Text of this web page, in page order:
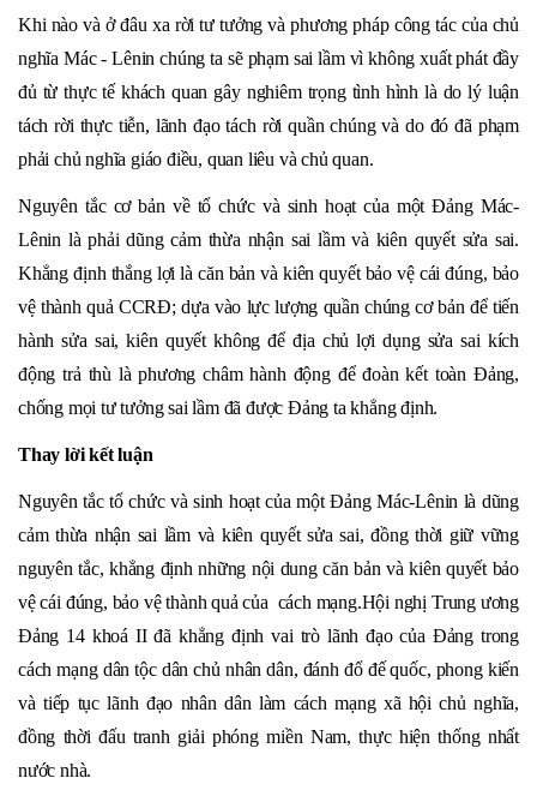
Khi nào và ở đâu xa rời tư tưởng và phương pháp công tác của chủ
nghĩa Mác - Lênin chúng ta sẽ phạm sai lầm vì không xuất phát đầy
đủ từ thực tế khách quan gây nghiêm trọng tình hình là do lý luận
tách rời thực tiễn, lãnh đạo tách rời quần chúng và do đó đã phạm
phải chủ nghĩa giáo điều, quan liêu và chủ quan.
Nguyên tắc cơ bản về tổ chức và sinh hoạt của một Đảng Mác-
Lênin là phải dũng cảm thừa nhận sai lầm và kiên quyết sửa sai.
Khẳng định thắng lợi là căn bản và kiên quyết bảo vệ cái đúng, bảo
vệ thành quả CCRĐ; dựa vào lực lượng quần chúng cơ bản để tiến
hành sửa sai, kiên quyết không để địa chủ lợi dụng sửa sai kích
động trả thù là phương châm hành động để đoàn kết toàn Đảng,
chống mọi tư tưởng sai lầm đã được Đảng ta khẳng định.
Thay lời kết luận
Nguyên tắc tổ chức và sinh hoạt của một Đảng Mác-Lênin là dũng
cảm thừa nhận sai lầm và kiên quyết sửa sai, đồng thời giữ vững
nguyên tắc, khẳng định những nội dung căn bản và kiên quyết bảo
vệ cái đúng, bảo vệ thành quả của cách mạng.Hội nghị Trung ương
Đảng 14 khoá II đã khẳng định vai trò lãnh đạo của Đảng trong
cách mạng dân tộc dân chủ nhân dân, đánh đổ đế quốc, phong kiến
và tiếp tục lãnh đạo nhân dân làm cách mạng xã hội chủ nghĩa,
đồng thời đấu tranh giải phóng miền Nam, thực hiện thống nhất
nước nhà.